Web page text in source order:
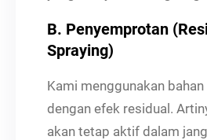
B. Penyemprotan
Spraying)
Kami menggunakan
dengan efek residual.
akan tetap aktif dalam